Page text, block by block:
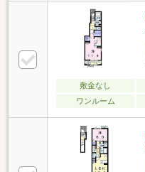
敷金なし
ワンルーム